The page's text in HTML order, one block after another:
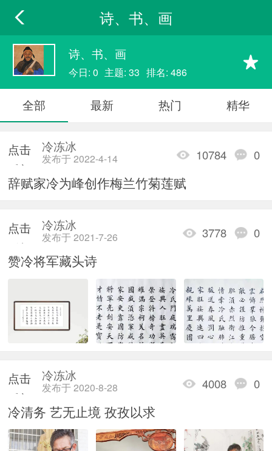
诗、书、画
诗、书、画
今日: 0 主题: 33 排名: 486
全部 最新 热门 精华
点击
重新
加载
10784 0
冷冻冰
发布于 2022-4-14
辞赋家冷为峰创作梅兰竹菊莲赋
点击
重新
加载
3778 0
冷冻冰
发布于 2021-7-26
赞冷将军藏头诗
点击
重新
加载
4008 0
冷冻冰
发布于 2020-8-28
冷清务 艺无止境 孜孜以求